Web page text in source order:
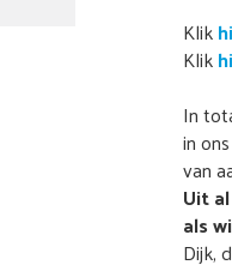
Klik
Klik
In
in
van
Uit
als
Dijk,